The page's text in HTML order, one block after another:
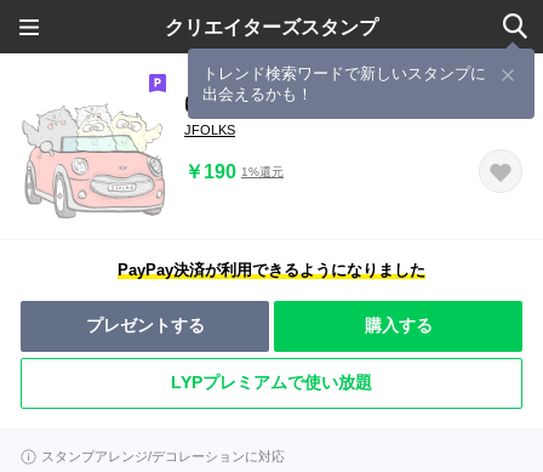
クリエイターズスタンプ
トレンド検索ワードで新しいスタンプに
出会えるかも！
ゆるかわ じぇいふぉーくす ふくろう
JFOLKS
￥190 1%還元
PayPay決済が利用できるようになりました
プレゼントする 購入する
LYPプレミアムで使い放題
スタンプアレンジ/デコレーションに対応